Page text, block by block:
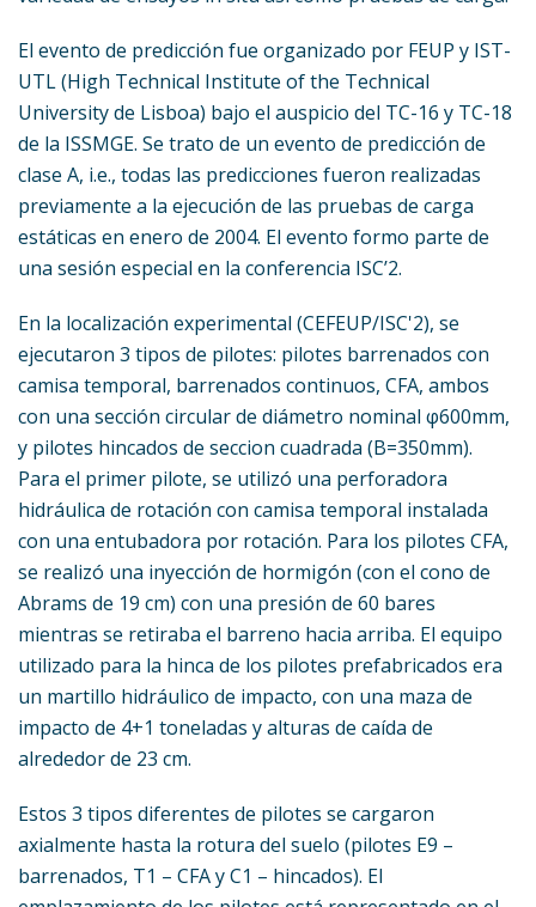
El evento de predicción fue organizado por FEUP y IST-
UTL (High Technical Institute of the Technical
University de Lisboa) bajo el auspicio del TC-16 y TC-18
de la ISSMGE. Se trato de un evento de predicción de
clase A, i.e., todas las predicciones fueron realizadas
previamente a la ejecución de las pruebas de carga
estáticas en enero de 2004. El evento formo parte de
una sesión especial en la conferencia ISC’2.
En la localización experimental (CEFEUP/ISC'2), se
ejecutaron 3 tipos de pilotes: pilotes barrenados con
camisa temporal, barrenados continuos, CFA, ambos
con una sección circular de diámetro nominal φ600mm,
y pilotes hincados de seccion cuadrada (B=350mm).
Para el primer pilote, se utilizó una perforadora
hidráulica de rotación con camisa temporal instalada
con una entubadora por rotación. Para los pilotes CFA,
se realizó una inyección de hormigón (con el cono de
Abrams de 19 cm) con una presión de 60 bares
mientras se retiraba el barreno hacia arriba. El equipo
utilizado para la hinca de los pilotes prefabricados era
un martillo hidráulico de impacto, con una maza de
impacto de 4+1 toneladas y alturas de caída de
alrededor de 23 cm.
Estos 3 tipos diferentes de pilotes se cargaron
axialmente hasta la rotura del suelo (pilotes E9 –
barrenados, T1 – CFA y C1 – hincados). El